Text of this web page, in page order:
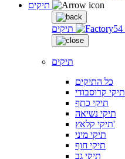
תיקים
תיקים
כל התיקים
תיקי קרוסבודי
תיקי כתף
תיקי נשיאה
תיקי קלאץ'
תיקי מיני
תיקי חוף
תיקי גב